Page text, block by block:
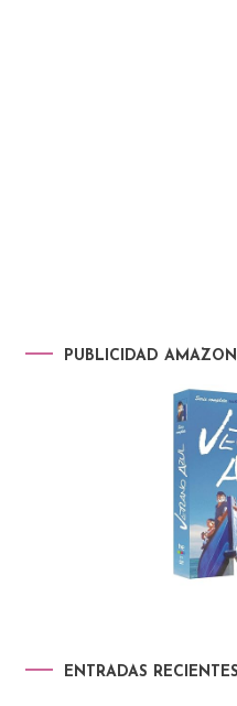
PUBLICIDAD AMAZON
ENTRADAS RECIENTES